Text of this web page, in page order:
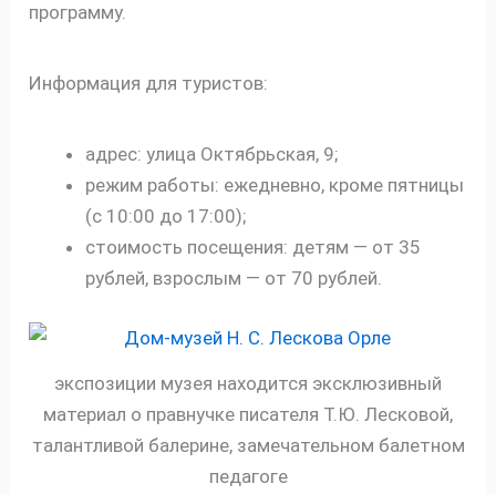
программу.
Информация для туристов:
адрес: улица Октябрьская, 9;
режим работы: ежедневно, кроме пятницы
(с 10:00 до 17:00);
стоимость посещения: детям — от 35
рублей, взрослым — от 70 рублей.
экспозиции музея находится эксклюзивный
материал о правнучке писателя Т.Ю. Лесковой,
талантливой балерине, замечательном балетном
педагоге